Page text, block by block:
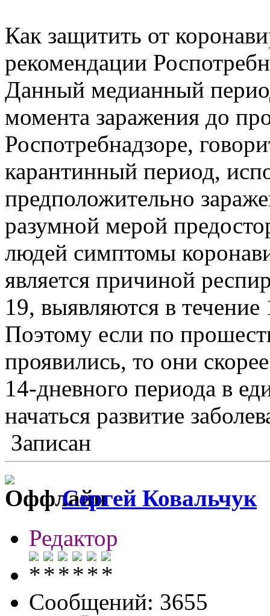
Как защитить от
рекомендации
Данный медианный
момента заражения до
Роспотребнадзоре,
карантинный период,
предположительно
разумной мерой
людей симптомы
является причиной
19, выявляются в
Поэтому если по
проявились, то они
14-дневного периода в
начаться развитие
Записан
Сергей Ковальчук
Редактор
Сообщений: 3655